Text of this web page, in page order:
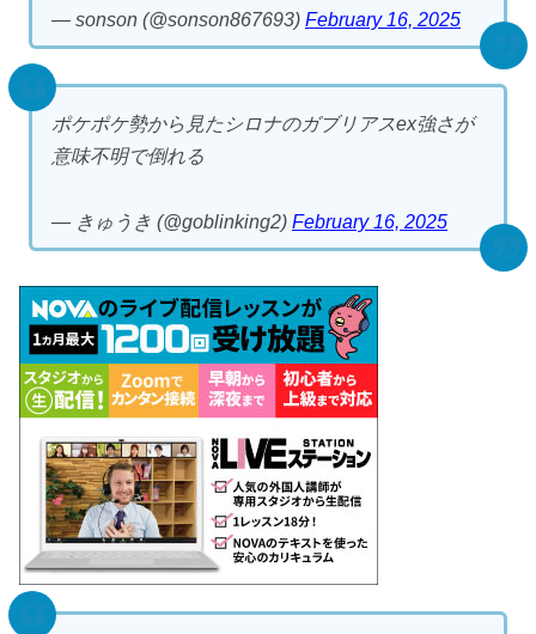
— sonson (@sonson867693) February 16, 2025
ポケポケ勢から見たシロナのガブリアスex強さが
意味不明で倒れる
— きゅうき (@goblinking2) February 16, 2025